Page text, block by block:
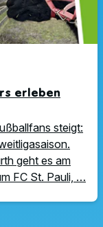
erleben
steigt:
geht es am
FC St. Pauli, …